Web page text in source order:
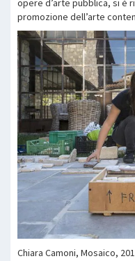
opere d’arte pubblica, si è
promozione dell’arte
Chiara Camoni, Mosaico,